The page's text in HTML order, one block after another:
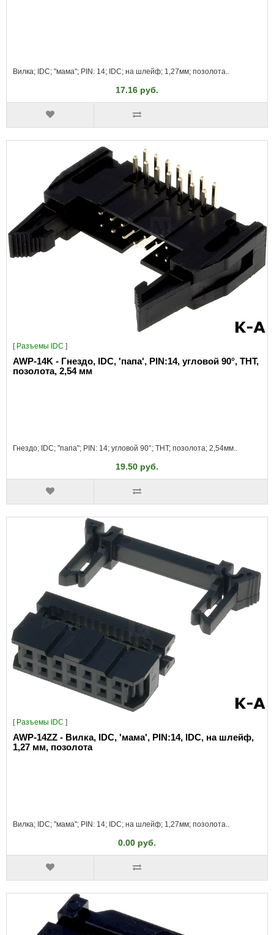
Вилка; IDC; "мама"; PIN: 14; IDC; на шлейф; 1,27мм; позолота..
17.16 руб.
[ Разъeмы IDC ]
AWP-14K - Гнездо, IDC, 'папа', PIN:14, угловой 90°, THT,
позолота, 2,54 мм
Гнездо; IDC; "папа"; PIN: 14; угловой 90°; THT; позолота; 2,54мм..
19.50 руб.
[ Разъeмы IDC ]
AWP-14ZZ - Вилка, IDC, 'мама', PIN:14, IDC, на шлейф,
1,27 мм, позолота
Вилка; IDC; "мама"; PIN: 14; IDC; на шлейф; 1,27мм; позолота..
0.00 руб.